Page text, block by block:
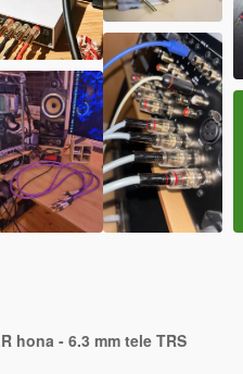
hona - 6.3 mm tele TRS